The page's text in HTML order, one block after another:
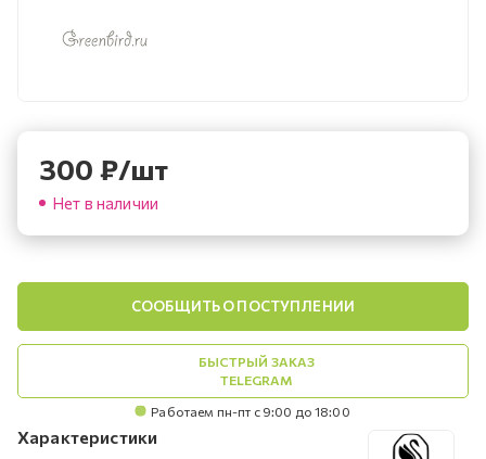
300 ₽/шт
Нет в наличии
СООБЩИТЬ О ПОСТУПЛЕНИИ
БЫСТРЫЙ ЗАКАЗ
TELEGRAM
Работаем пн-пт с 9:00 до 18:00
Характеристики